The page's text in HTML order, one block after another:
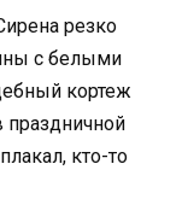
резко
с белыми
кортеж
праздничной
кто-то